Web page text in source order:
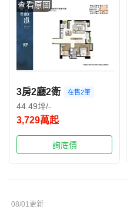
查看原圖
3房2廳2衛 在售2筆
44.49坪/-
3,729萬起
詢底價
08/01更新